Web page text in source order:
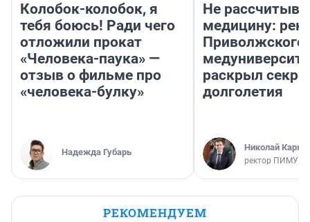
Колобок-колобок, я
тебя боюсь! Ради чего
отложили прокат
«Человека-паука» —
отзыв о фильме про
«человека-булку»
Надежда Губарь
Не
медицину:
Приволжского
раскрыл
долголетия
Николай
ректор ПИМУ
РЕКОМЕНДУЕМ